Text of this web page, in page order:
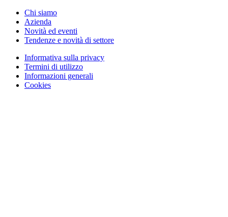
Chi siamo
Azienda
Novità ed eventi
Tendenze e novità di settore
Informativa sulla privacy
Termini di utilizzo
Informazioni generali
Cookies